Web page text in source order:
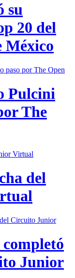
su
20 del
México
Pulcini
The
del
Junior